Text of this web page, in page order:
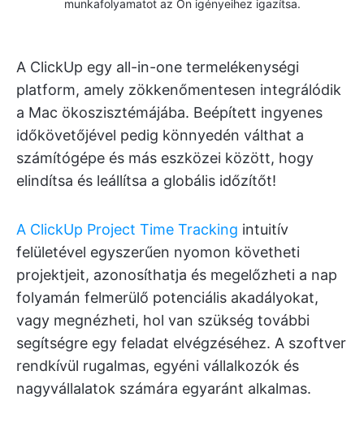
munkafolyamatot az Ön igényeihez igazítsa.
A ClickUp egy all-in-one termelékenységi
platform, amely zökkenőmentesen integrálódik
a Mac ökoszisztémájába. Beépített ingyenes
időkövetőjével pedig könnyedén válthat a
számítógépe és más eszközei között, hogy
elindítsa és leállítsa a globális időzítőt!
A ClickUp Project Time Tracking intuitív
felületével egyszerűen nyomon követheti
projektjeit, azonosíthatja és megelőzheti a nap
folyamán felmerülő potenciális akadályokat,
vagy megnézheti, hol van szükség további
segítségre egy feladat elvégzéséhez. A szoftver
rendkívül rugalmas, egyéni vállalkozók és
nagyvállalatok számára egyaránt alkalmas.